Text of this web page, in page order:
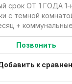
1 ГОДА 1-ную квартиру
с темной
+
Позвонить
к